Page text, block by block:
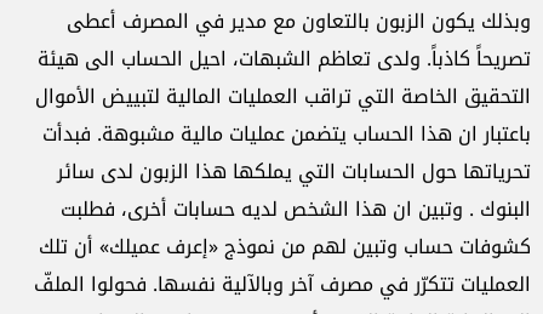
وبذلك يكون الزبون بالتعاون مع مدير في المصرف أعطى
تصريحاً كاذباً. ولدى تعاظم الشبهات، احيل الحساب الى هيئة
التحقيق الخاصة التي تراقب العمليات المالية لتبييض الأموال
باعتبار ان هذا الحساب يتضمن عمليات مالية مشبوهة. فبدأت
تحرياتها حول الحسابات التي يملكها هذا الزبون لدى سائر
البنوك . وتبين ان هذا الشخص لديه حسابات أخرى، فطلبت
كشوفات حساب وتبين لهم من نموذج «إعرف عميلك» أن تلك
العمليات تتكرّر في مصرف آخر وبالآلية نفسها. فحولوا الملفّ